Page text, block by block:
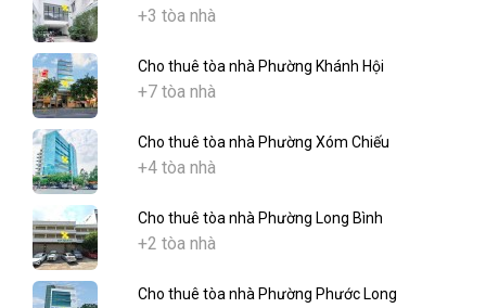
+3 tòa nhà
Cho thuê tòa nhà Phường Khánh Hội
+7 tòa nhà
Cho thuê tòa nhà Phường Xóm Chiếu
+4 tòa nhà
Cho thuê tòa nhà Phường Long Bình
+2 tòa nhà
Cho thuê tòa nhà Phường Phước Long